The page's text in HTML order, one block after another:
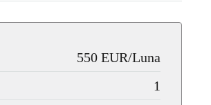
550 EUR/Luna
1